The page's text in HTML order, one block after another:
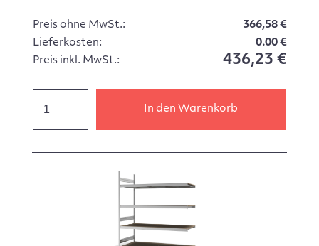
Preis ohne MwSt.:
366,58 €
Lieferkosten:
0.00 €
Preis inkl. MwSt.:
436,23 €
In den Warenkorb